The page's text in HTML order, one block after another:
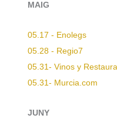
MAIG
05.17 - Enolegs
05.28 - Regio7
05.31- Vinos y
05.31- Murcia.com
JUNY